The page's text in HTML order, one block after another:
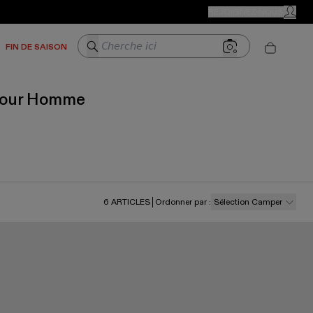
MON
FIN DE SAISON Cherche ici
Homme
6 ARTICLES Ordonner par : Sélection Camper